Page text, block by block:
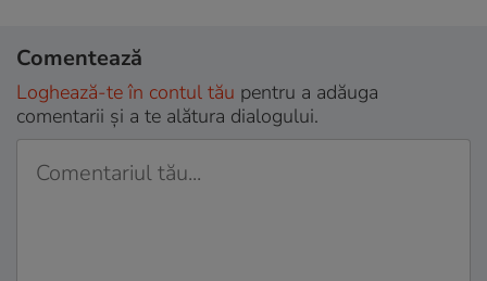
Comentează
Loghează-te în contul tău pentru a adăuga
comentarii și a te alătura dialogului.